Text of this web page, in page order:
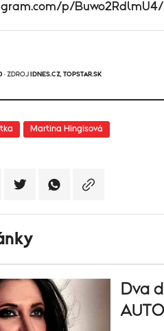
p/Buwo2RdlmU4/
· ZDROJ IDNES.CZ, TOPSTAR.SK
Martina Hingisová
Dva